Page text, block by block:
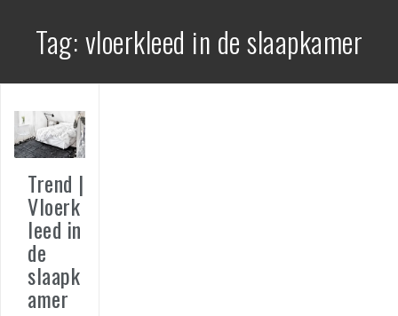
Tag:vloerkleed in de slaapkamer
Trend |
Vloerk
leed in
de
slaapk
amer